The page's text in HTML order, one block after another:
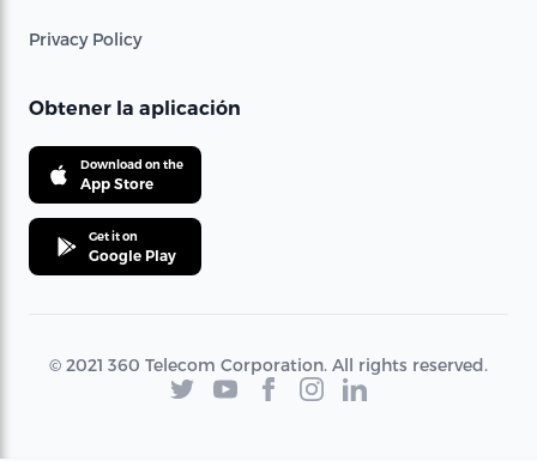
Privacy Policy
Obtener la aplicación
Download on the
App Store
Get it on
Google Play
© 2021 360 Telecom Corporation. All rights reserved.